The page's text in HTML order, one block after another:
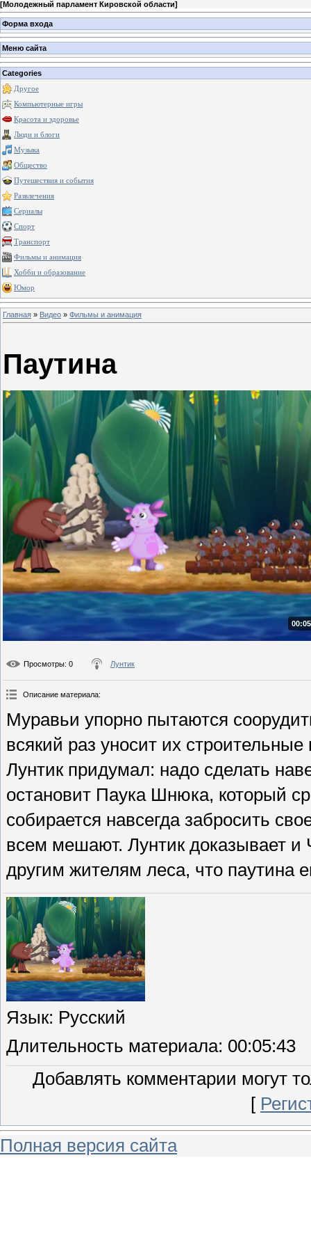
[Молодежный парламент Кировской области]
Форма входа
Меню сайта
Categories
Другое
Компьютерные игры
Красота и здоровье
Люди и блоги
Музыка
Общество
Путешествия и события
Развлечения
Сериалы
Спорт
Транспорт
Фильмы и анимация
Хобби и образование
Юмор
Главная » Видео » Фильмы и анимация
Паутина
Просмотры: 0 Лунтик
Описание материала:
Муравьи упорно пытаются
всякий раз уносит их
Лунтик придумал: надо сделать
остановит Паука Шнюка, который
собирается навсегда забросить
всем мешают. Лунтик доказывает
другим жителям леса, что паутина
Язык: Русский
Длительность материала: 00:05:43
Добавлять комментарии могут
[
Полная версия сайта